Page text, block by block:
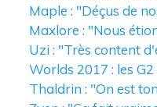
Maple : "Déçus de
Maxlore : "Nous
Uzi : "Très content
Worlds 2017 : les
Thaldrin : "On est